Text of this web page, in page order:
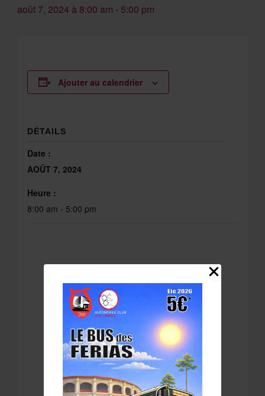
août 7, 2024 à 8:00 am - 5:00 pm
Ajouter au calendrier
DÉTAILS
Date :
AOÛT 7, 2024
Heure :
8:00 am - 5:00 pm